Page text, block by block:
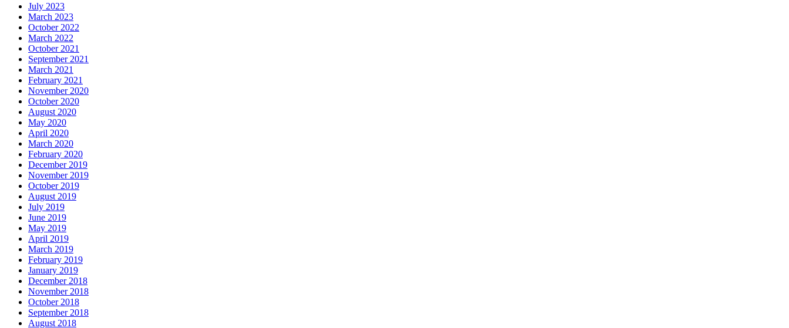
July 2023
March 2023
October 2022
March 2022
October 2021
September 2021
March 2021
February 2021
November 2020
October 2020
August 2020
May 2020
April 2020
March 2020
February 2020
December 2019
November 2019
October 2019
August 2019
July 2019
June 2019
May 2019
April 2019
March 2019
February 2019
January 2019
December 2018
November 2018
October 2018
September 2018
August 2018